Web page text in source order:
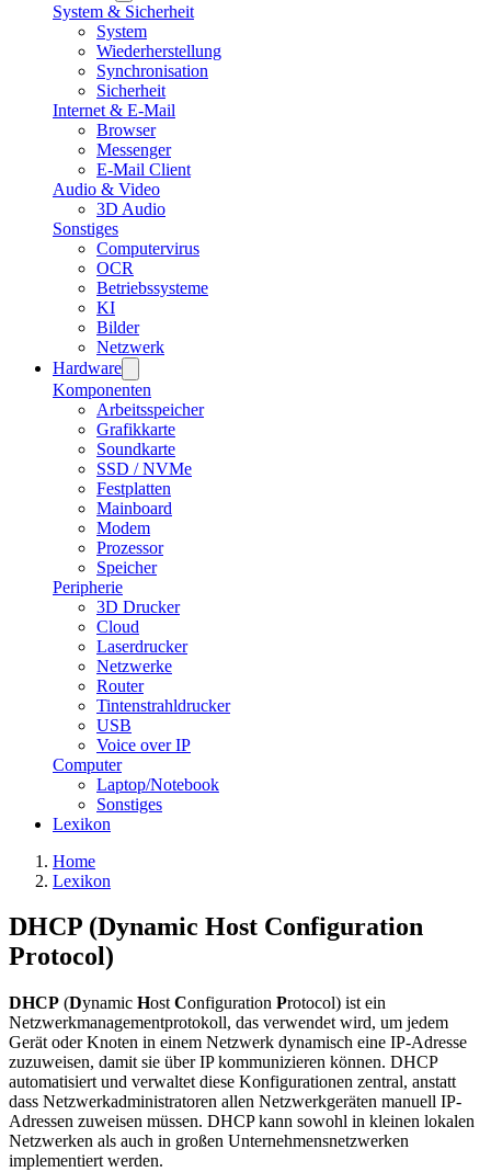
System & Sicherheit
System
Wiederherstellung
Synchronisation
Sicherheit
Internet & E-Mail
Browser
Messenger
E-Mail Client
Audio & Video
3D Audio
Sonstiges
Computervirus
OCR
Betriebssysteme
KI
Bilder
Netzwerk
Hardware
Komponenten
Arbeitsspeicher
Grafikkarte
Soundkarte
SSD / NVMe
Festplatten
Mainboard
Modem
Prozessor
Speicher
Peripherie
3D Drucker
Cloud
Laserdrucker
Netzwerke
Router
Tintenstrahldrucker
USB
Voice over IP
Computer
Laptop/Notebook
Sonstiges
Lexikon
Home
Lexikon
DHCP (Dynamic Host Configuration
Protocol)
DHCP (Dynamic Host Configuration Protocol) ist ein
Netzwerkmanagementprotokoll, das verwendet wird, um jedem
Gerät oder Knoten in einem Netzwerk dynamisch eine IP-Adresse
zuzuweisen, damit sie über IP kommunizieren können. DHCP
automatisiert und verwaltet diese Konfigurationen zentral, anstatt
dass Netzwerkadministratoren allen Netzwerkgeräten manuell IP-
Adressen zuweisen müssen. DHCP kann sowohl in kleinen lokalen
Netzwerken als auch in großen Unternehmensnetzwerken
implementiert werden.